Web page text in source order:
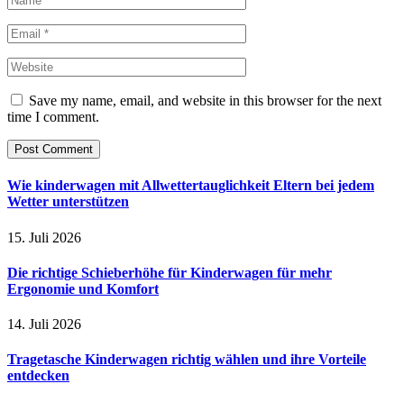
Save my name, email, and website in this browser for the next
time I comment.
Wie kinderwagen mit Allwettertauglichkeit Eltern bei jedem
Wetter unterstützen
15. Juli 2026
Die richtige Schieberhöhe für Kinderwagen für mehr
Ergonomie und Komfort
14. Juli 2026
Tragetasche Kinderwagen richtig wählen und ihre Vorteile
entdecken